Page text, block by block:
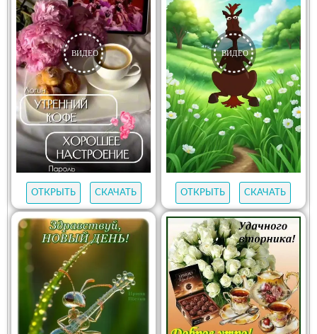
ОТКРЫТЬ СКАЧАТЬ ОТКРЫТЬ СКАЧАТЬ